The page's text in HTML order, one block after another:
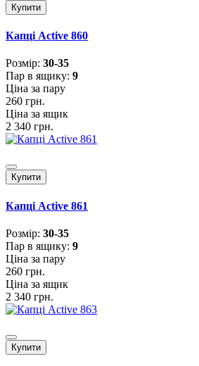
Купити
Капці Active 860
Розмiр: 30-35
Пар в ящику: 9
Ціна за пару
260 грн.
Ціна за ящик
2 340 грн.
Купити
Капці Active 861
Розмiр: 30-35
Пар в ящику: 9
Ціна за пару
260 грн.
Ціна за ящик
2 340 грн.
Купити